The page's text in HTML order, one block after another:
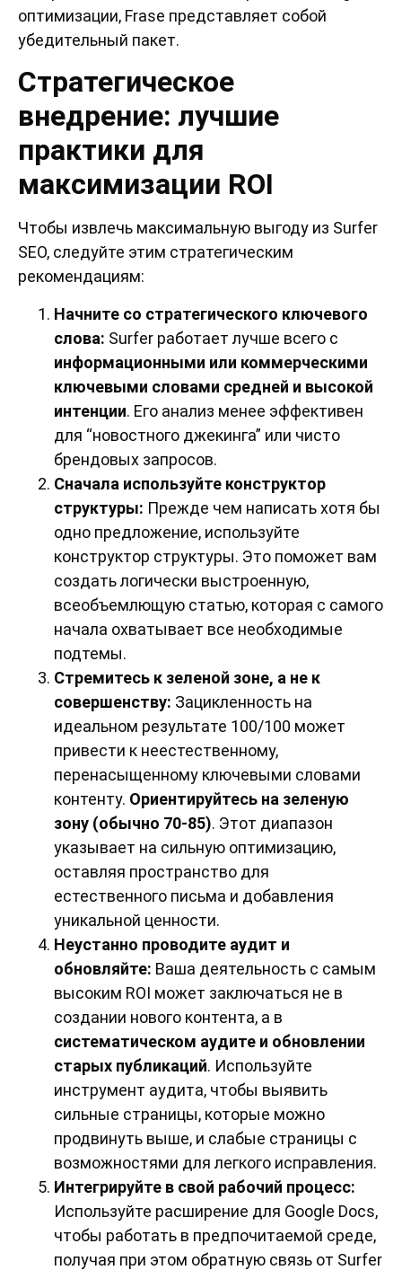
оптимизации, Frase представляет собой
убедительный пакет.
Стратегическое
внедрение: лучшие
практики для
максимизации ROI
Чтобы извлечь максимальную выгоду из Surfer
SEO, следуйте этим стратегическим
рекомендациям:
Начните со стратегического ключевого
слова: Surfer работает лучше всего с
информационными или коммерческими
ключевыми словами средней и высокой
интенции. Его анализ менее эффективен
для “новостного джекинга” или чисто
брендовых запросов.
Сначала используйте конструктор
структуры: Прежде чем написать хотя бы
одно предложение, используйте
конструктор структуры. Это поможет вам
создать логически выстроенную,
всеобъемлющую статью, которая с самого
начала охватывает все необходимые
подтемы.
Стремитесь к зеленой зоне, а не к
совершенству: Зацикленность на
идеальном результате 100/100 может
привести к неестественному,
перенасыщенному ключевыми словами
контенту. Ориентируйтесь на зеленую
зону (обычно 70-85). Этот диапазон
указывает на сильную оптимизацию,
оставляя пространство для
естественного письма и добавления
уникальной ценности.
Неустанно проводите аудит и
обновляйте: Ваша деятельность с самым
высоким ROI может заключаться не в
создании нового контента, а в
систематическом аудите и обновлении
старых публикаций. Используйте
инструмент аудита, чтобы выявить
сильные страницы, которые можно
продвинуть выше, и слабые страницы с
возможностями для легкого исправления.
Интегрируйте в свой рабочий процесс:
Используйте расширение для Google Docs,
чтобы работать в предпочитаемой среде,
получая при этом обратную связь от Surfer